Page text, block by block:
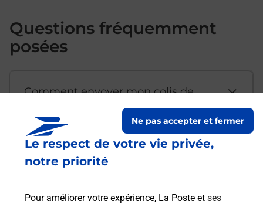
Le respect de votre vie privée,
notre priorité
Pour améliorer votre expérience, La Poste et ses
Ne pas accepter et fermer
Questions fréquemment
posées
Comment envoyer mon colis de
Est-il possible d’acheter un
emballage directement depuis un